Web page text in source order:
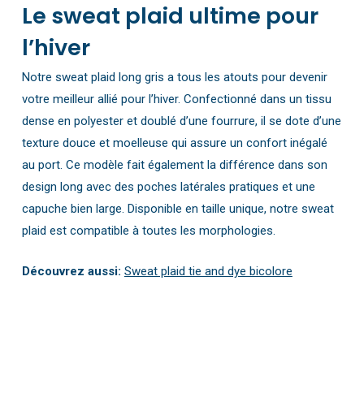
Le sweat plaid ultime pour
l’hiver
Notre sweat plaid long gris a tous les atouts pour devenir
votre meilleur allié pour l’hiver. Confectionné dans un tissu
dense en polyester et doublé d’une fourrure, il se dote d’une
texture douce et moelleuse qui assure un confort inégalé
au port. Ce modèle fait également la différence dans son
design long avec des poches latérales pratiques et une
capuche bien large. Disponible en taille unique, notre sweat
plaid est compatible à toutes les morphologies.
Découvrez aussi: Sweat plaid tie and dye bicolore